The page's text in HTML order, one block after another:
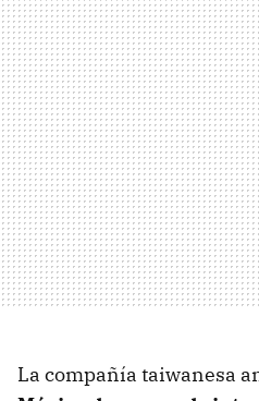
La compañía taiwanesa